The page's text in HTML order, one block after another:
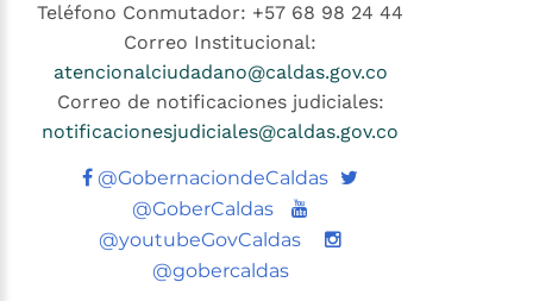
Teléfono Conmutador: +57 68 98 24 44
Correo Institucional:
atencionalciudadano@caldas.gov.co
Correo de notificaciones judiciales:
notificacionesjudiciales@caldas.gov.co
@GobernaciondeCaldas Twitter
@GoberCaldas
Youtube
@youtubeGovCaldas
@gobercaldas